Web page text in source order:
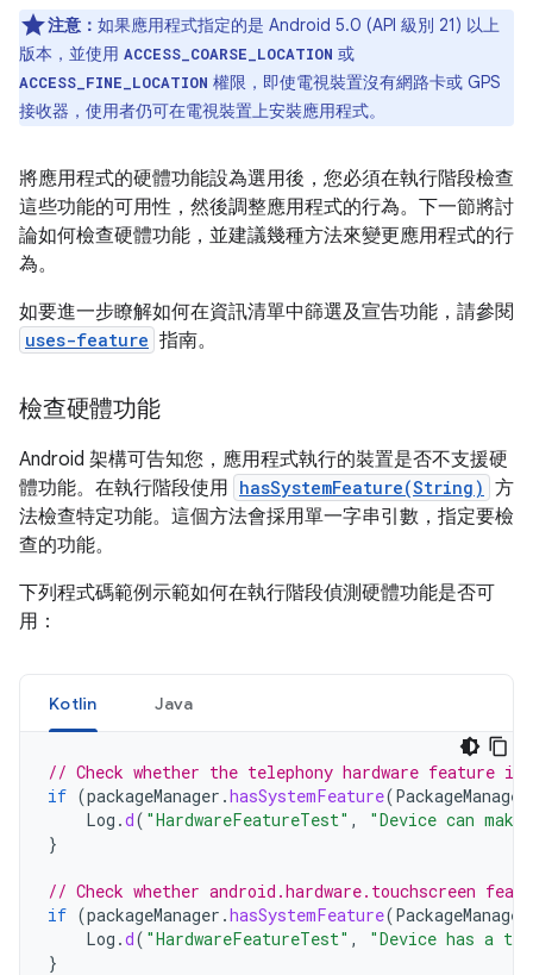
注意： 如果應用程式指定的是 Android 5.0 (API 級別 21) 以上
版本，並使用 ACCESS_COARSE_LOCATION 或
ACCESS_FINE_LOCATION 權限，即使電視裝置沒有網路卡或 GPS
接收器，使用者仍可在電視裝置上安裝應用程式。
將應用程式的硬體功能設為選用後，您必須在執行階段檢查
這些功能的可用性，然後調整應用程式的行為。下一節將討
論如何檢查硬體功能，並建議幾種方法來變更應用程式的行
為。
如要進一步瞭解如何在資訊清單中篩選及宣告功能，請參閱
uses-feature 指南。
檢查硬體功能
Android 架構可告知您，應用程式執行的裝置是否不支援硬
體功能。在執行階段使用 hasSystemFeature(String) 方
法檢查特定功能。這個方法會採用單一字串引數，指定要檢
查的功能。
下列程式碼範例示範如何在執行階段偵測硬體功能是否可
用：
Kotlin Java
// Check whether the telephony hardware feature
if (packageManager .hasSystemFeature(PackageManager
Log .d( "HardwareFeatureTest" ,
"Device can
}
// Check whether android.hardware.touchscreen
if (packageManager .hasSystemFeature(PackageManager
Log .d( "HardwareFeatureTest" ,
"Device has a
}